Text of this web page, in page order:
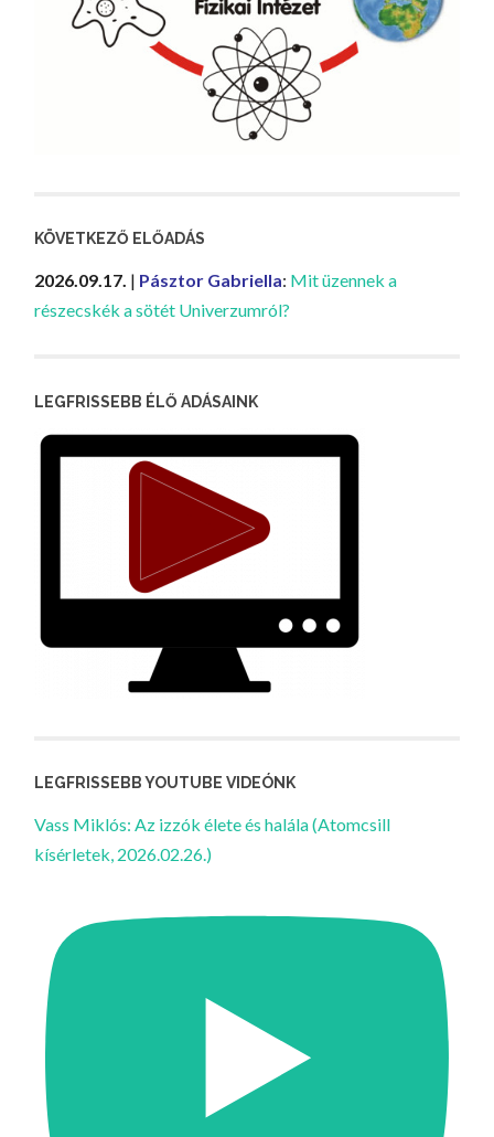
KÖVETKEZŐ ELŐADÁS
2026.09.17. | Pásztor Gabriella: Mit üzennek a
részecskék a sötét Univerzumról?
LEGFRISSEBB ÉLŐ ADÁSAINK
LEGFRISSEBB YOUTUBE VIDEÓNK
Vass Miklós: Az izzók élete és halála (Atomcsill
kísérletek, 2026.02.26.)